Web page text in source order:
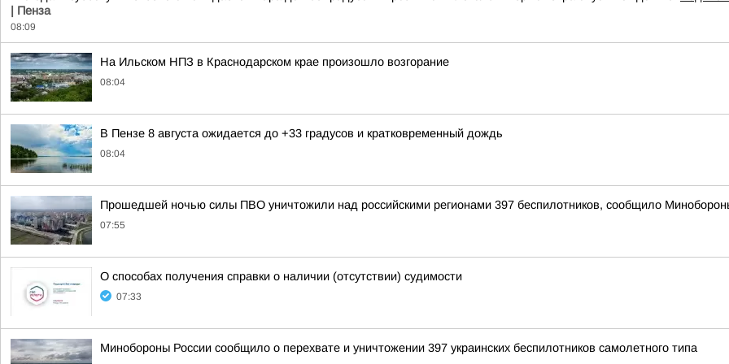
| Пенза
08:09
На Ильском НПЗ в Краснодарском крае произошло возгорание
08:04
В Пензе 8 августа ожидается до +33 градусов и кратковременный дождь
08:04
Прошедшей ночью силы ПВО уничтожили над российскими регионами 397 беспилотников, сообщило
07:55
О способах получения справки о наличии (отсутствии) судимости
07:33
Минобороны России сообщило о перехвате и уничтожении 397 украинских беспилотников самолетного типа